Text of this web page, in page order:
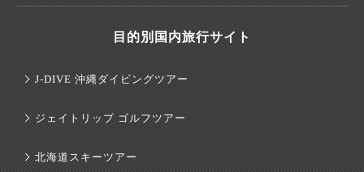
目的別国内旅行サイト
J-DIVE 沖縄ダイビングツアー
ジェイトリップ ゴルフツアー
北海道スキーツアー